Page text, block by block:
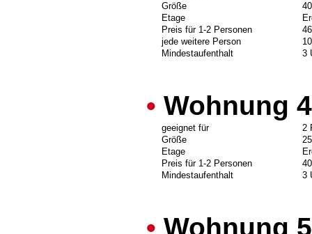
Größe
Etage
Preis für 1-2 Personen
jede weitere Person
Mindestaufenthalt
3
• Wohnung
geeignet für
2
Größe
Etage
Preis für 1-2 Personen
Mindestaufenthalt
3
• Wohnung